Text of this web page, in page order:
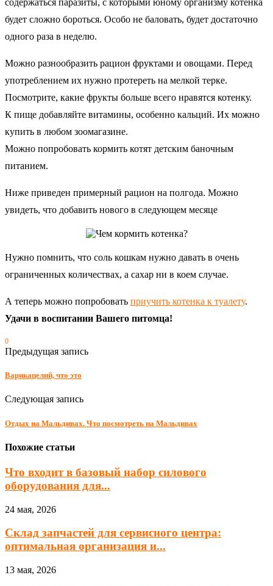
содержаться паразиты, с которыми юному организму котенка
будет сложно бороться. Особо не баловать, будет достаточно
одного раза в неделю.
Можно разнообразить рацион фруктами и овощами. Перед
употреблением их нужно протереть на мелкой терке.
Посмотрите, какие фрукты больше всего нравятся котенку.
К пище добавляйте витамины, особенно кальций. Их можно
купить в любом зоомагазине.
Можно попробовать кормить котят детским баночным
питанием.
Ниже приведен примерный рацион на полгода. Можно
увидеть, что добавить нового в следующем месяце
Нужно помнить, что соль кошкам нужно давать в очень
ограниченных количествах, а сахар ни в коем случае.
А теперь можно попробовать приучить котенка к туалету.
Удачи в воспитании Вашего питомца!
0
Предыдущая запись
Варикацелий, что это
Следующая запись
Отдых на Мальдивах. Что посмотреть на Мальдивах
Похожие статьи
Что входит в базовый набор силового
оборудования для...
24 мая, 2026
Склад запчастей для сервисного центра:
оптимальная организация и...
13 мая, 2026